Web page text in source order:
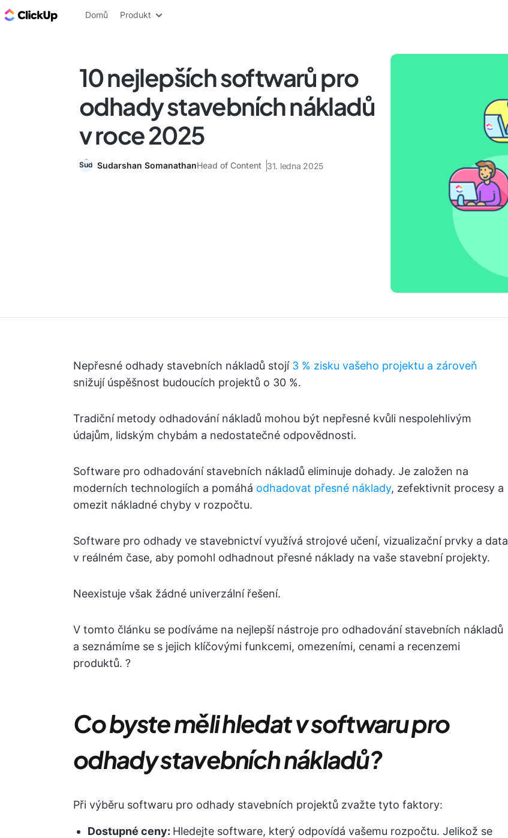
ClickUp blog
Domů Produkt
10 nejlepších softwarů pro
odhady stavebních nákladů
v roce 2025
Sudarshan SomanathanHead of Content 31. ledna 2025
Nepřesné odhady stavebních nákladů stojí 3 % zisku vašeho projektu a zároveň
snižují úspěšnost budoucích projektů o 30 %.
Tradiční metody odhadování nákladů mohou být nepřesné kvůli nespolehlivým
údajům, lidským chybám a nedostatečné odpovědnosti.
Software pro odhadování stavebních nákladů eliminuje dohady. Je založen na
moderních technologiích a pomáhá odhadovat přesné náklady, zefektivnit procesy a
omezit nákladné chyby v rozpočtu.
Software pro odhady ve stavebnictví využívá strojové učení, vizualizační prvky a data
v reálném čase, aby pomohl odhadnout přesné náklady na vaše stavební projekty.
Neexistuje však žádné univerzální řešení.
V tomto článku se podíváme na nejlepší nástroje pro odhadování stavebních nákladů
a seznámíme se s jejich klíčovými funkcemi, omezeními, cenami a recenzemi
produktů. ?
Co byste měli hledat v softwaru pro
odhady stavebních nákladů?
Při výběru softwaru pro odhady stavebních projektů zvažte tyto faktory:
Dostupné ceny: Hledejte software, který odpovídá vašemu rozpočtu. Jelikož se